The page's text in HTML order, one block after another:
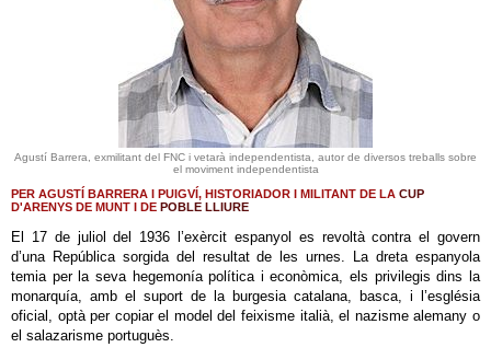
Agustí Barrera, exmilitant del FNC i vetarà independentista, autor de diversos treballs sobre
el moviment independentista
PER AGUSTÍ BARRERA I PUIGVÍ, HISTORIADOR I MILITANT DE LA CUP
D'ARENYS DE MUNT I DE POBLE LLIURE
El 17 de juliol del 1936 l’exèrcit espanyol es revoltà contra el govern
d’una República sorgida del resultat de les urnes. La dreta espanyola
temia per la seva hegemonía política i econòmica, els privilegis dins la
monarquía, amb el suport de la burgesia catalana, basca, i l’església
oficial, optà per copiar el model del feixisme italià, el nazisme alemany o
el salazarisme portuguès.